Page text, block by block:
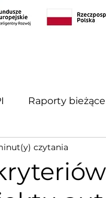
Raporty bieżące
czytania